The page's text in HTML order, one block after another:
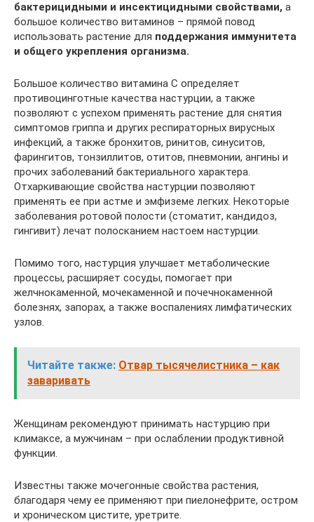
бактерицидными и инсектицидными свойствами, а
большое количество витаминов – прямой повод
использовать растение для поддержания иммунитета
и общего укрепления организма.
Большое количество витамина С определяет
противоцинготные качества настурции, а также
позволяют с успехом применять растение для снятия
симптомов гриппа и других респираторных вирусных
инфекций, а также бронхитов, ринитов, синуситов,
фарингитов, тонзиллитов, отитов, пневмонии, ангины и
прочих заболеваний бактериального характера.
Отхаркивающие свойства настурции позволяют
применять ее при астме и эмфиземе легких. Некоторые
заболевания ротовой полости (стоматит, кандидоз,
гингивит) лечат полосканием настоем настурции.
Помимо того, настурция улучшает метаболические
процессы, расширяет сосуды, помогает при
желчнокаменной, мочекаменной и почечнокаменной
болезнях, запорах, а также воспалениях лимфатических
узлов.
Читайте также: Отвар тысячелистника – как
заваривать
Женщинам рекомендуют принимать настурцию при
климаксе, а мужчинам – при ослаблении продуктивной
функции.
Известны также мочегонные свойства растения,
благодаря чему ее применяют при пиелонефрите, остром
и хроническом цистите, уретрите.